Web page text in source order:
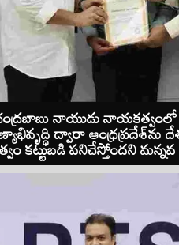
నాయుడు
ద్వారా ఆంధ్రప్రదేశ్‌ను
కట్టుబడి పనిచేస్తోందని